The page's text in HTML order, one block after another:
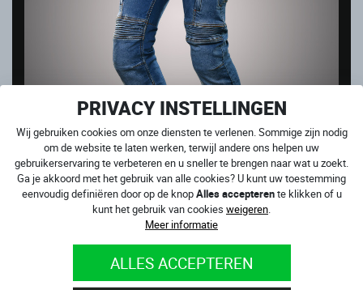
PRIVACY INSTELLINGEN
Wij gebruiken cookies om onze diensten te verlenen. Sommige zijn nodig
om de website te laten werken, terwijl andere ons helpen uw
gebruikerservaring te verbeteren en u sneller te brengen naar wat u zoekt.
Ga je akkoord met het gebruik van alle cookies? U kunt uw toestemming
eenvoudig definiëren door op de knopAlles accepterente klikken of u
kunt het gebruik van cookies weigeren.
Meer informatie
ALLES ACCEPTEREN
CLUB SPORT